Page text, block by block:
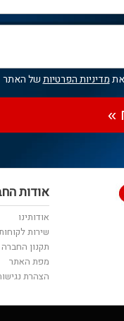
מדיניות הפרטיותשל האתר
»
אודות
אודותינו
שירות
תקנון החברה
מפת האתר
הצהרת